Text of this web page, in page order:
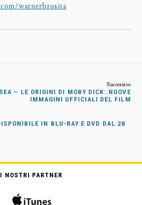
warnerbrosita
– LE ORIGINI DI MOBY DICK: NUOVE
IMMAGINI UFFICIALI DEL FILM
IN BLU-RAY E DVD DAL 28
I NOSTRI PARTNER